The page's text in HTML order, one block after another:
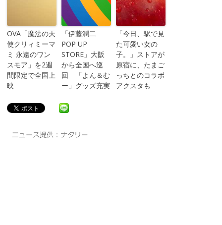
OVA「魔法の天
使クリィミーマ
ミ 永遠のワン
スモア」を2週
間限定で全国上
映
「伊藤潤二
POP UP
STORE」大阪
から全国へ巡
回 「よん＆む
ー」グッズ充実
「今日、駅で見
た可愛い女の
子。」ストアが
原宿に、たまご
っちとのコラボ
アクスタも